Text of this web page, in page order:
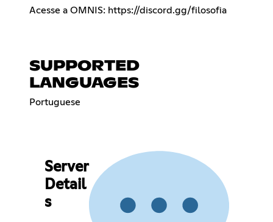
Acesse a OMNIS: https://discord.gg/filosofia
SUPPORTED
LANGUAGES
Portuguese
Server
Detail
s